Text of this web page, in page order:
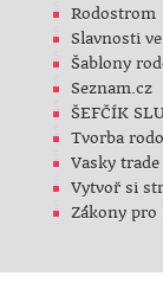
Rodostrom
Slavnosti
Šablony
Seznam.cz
ŠEFČÍK
Tvorba
Vasky trade
Vytvoř si
Zákony pro